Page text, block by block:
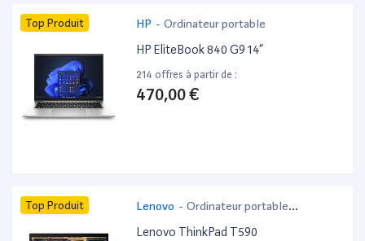
Top Produit HP - Ordinateur portable
HP EliteBook 840 G9 14”
214 offres à partir de :
470,00 €
Top Produit Lenovo - Ordinateur portable
bureautique
Lenovo ThinkPad T590